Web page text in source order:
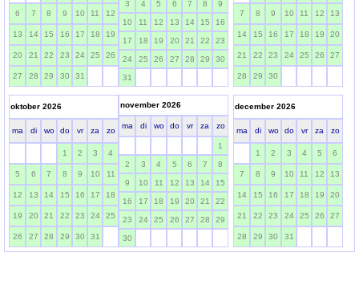
6 7 8 9 10 11 12
13 14 15 16 17 18 19
20 21 22 23 24 25 26
27 28 29 30 31
3 4 5 6 7 8 9
10 11 12 13 14 15 16
17 18 19 20 21 22 23
24 25 26 27 28 29 30
31
7 8 9 10 11 12 13
14 15 16 17 18 19 20
21 22 23 24 25 26 27
28 29 30
oktober 2026
ma di wo do vr za zo
1 2 3 4
5 6 7 8 9 10 11
12 13 14 15 16 17 18
19 20 21 22 23 24 25
26 27 28 29 30 31
november 2026
ma di wo do vr za zo
1
2 3 4 5 6 7 8
9 10 11 12 13 14 15
16 17 18 19 20 21 22
23 24 25 26 27 28 29
30
december 2026
ma di wo do vr za zo
1 2 3 4 5 6
7 8 9 10 11 12 13
14 15 16 17 18 19 20
21 22 23 24 25 26 27
28 29 30 31